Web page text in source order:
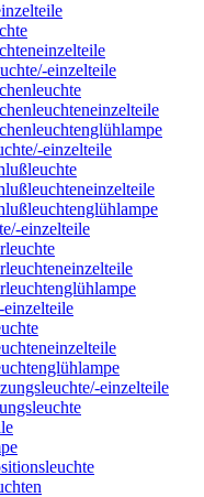
einzelteile
einzelteile
einzelteile
einzelteile
einzelteile